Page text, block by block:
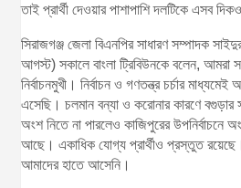
তাই প্রার্থী দেওয়ার পাশাপাশি দলটিকে এসব
সিরাজগঞ্জ জেলা বিএনপির সাধারণ সম্পাদক
আগস্ট) সকালে বাংলা ট্রিবিউনকে বলেন, আমরা
নির্বাচনমুখী। নির্বাচন ও গণতন্ত্র চর্চার মাধ্যমেই
এসেছি। চলমান বন্যা ও করোনার কারণে বগুড়ার
অংশ নিতে না পারলেও কাজিপুরের উপনির্বাচনে
আছে। একাধিক যোগ্য প্রার্থীও প্রস্তুত রয়েছে।
আমাদের হাতে আসেনি।